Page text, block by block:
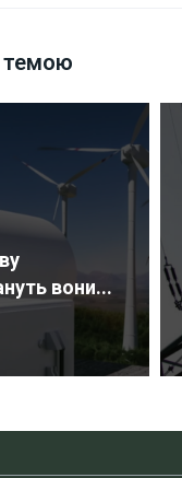
темою
вони...